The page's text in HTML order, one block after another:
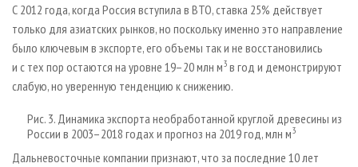
С 2012 года, когда Россия вступила в ВТО, ставка 25% действует
только для азиатских рынков, но поскольку именно это направление
было ключевым в экспорте, его объемы так и не восстановились
и с тех пор остаются на уровне 19–20 млн м3 в год и демонстрируют
слабую, но уверенную тенденцию к снижению.
Рис. 3. Динамика экспорта необработанной круглой древесины из
России в 2003–2018 годах и прогноз на 2019 год, млн м3
Дальневосточные компании признают, что за последние 10 лет